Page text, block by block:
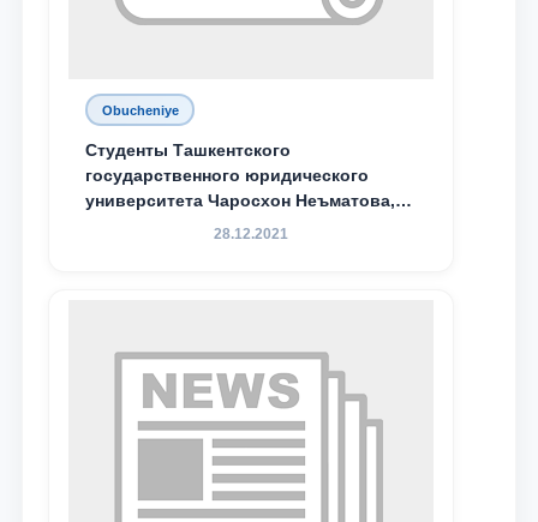
Obucheniye
Студенты Ташкентского
государственного юридического
университета Чаросхон Неъматова,
Севдо Хакимходжаева, Анбарой
специальной стипендии имени
Хадичи Сулеймановой.
28.12.2021